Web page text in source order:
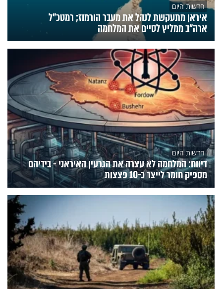
חדשות היום
איראן מתעקשת לנהל את מעבר הורמוז; רמטכ"ל
ארה"ב ממליץ לסיים את המלחמה
חדשות היום
דיווח: המלחמה לא עצרה את הגרעין האיראני - בידיהם
מספיק חומר לייצר כ-10 פצצות